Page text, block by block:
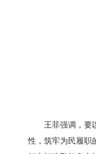
王菲强调，要以
性，筑牢为民履职